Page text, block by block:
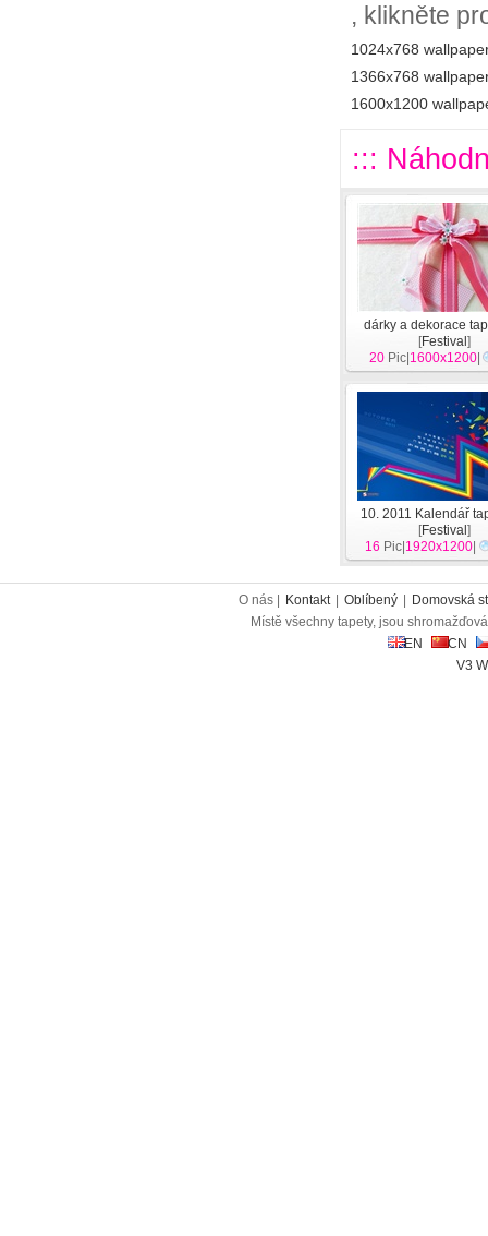
, klikněte
1024x768
1366x768
1600x1200
:::
dárky a dekorace
[Festival ]
20 Pic| 1600x1200
10. 2011 Kalendář
[Festival ]
16 Pic| 1920x1200
O nás | Kontakt Oblíbený
Domovská
Místě všechny tapety, jsou
EN
CN
V3